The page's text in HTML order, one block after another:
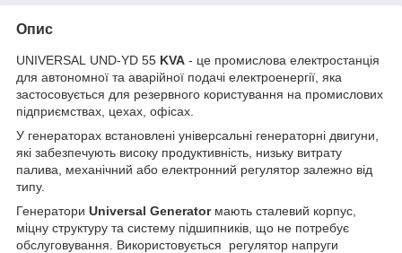
Опис
UNIVERSAL UND-YD 55 KVA - це промислова електростанція
для автономної та аварійної подачі електроенергії, яка
застосовується для резервного користування на промислових
підприємствах, цехах, офісах.
У генераторах встановлені універсальні генераторні двигуни,
які забезпечують високу продуктивність, низьку витрату
палива, механічний або електронний регулятор залежно від
типу.
Генератори Universal Generatorмають сталевий корпус,
міцну структуру та систему підшипників, що не потребує
обслуговування. Використовується регулятор напруги